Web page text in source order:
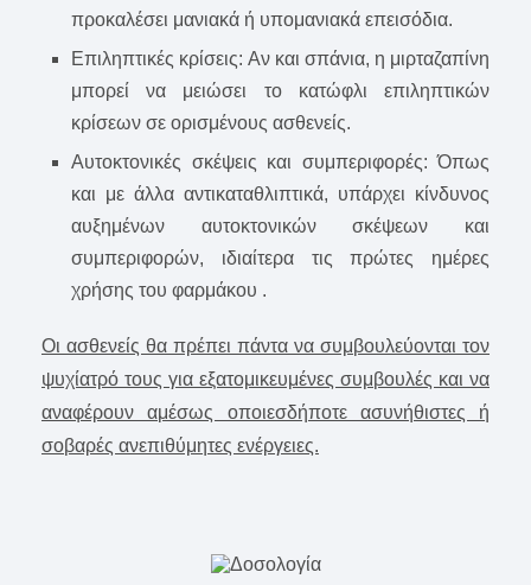
προκαλέσει μανιακά ή υπομανιακά επεισόδια.
Επιληπτικές κρίσεις: Αν και σπάνια, η μιρταζαπίνη
μπορεί να μειώσει το κατώφλι επιληπτικών
κρίσεων σε ορισμένους ασθενείς.
Αυτοκτονικές σκέψεις και συμπεριφορές: Όπως
και με άλλα αντικαταθλιπτικά, υπάρχει κίνδυνος
αυξημένων αυτοκτονικών σκέψεων και
συμπεριφορών, ιδιαίτερα τις πρώτες ημέρες
χρήσης του φαρμάκου .
Οι ασθενείς θα πρέπει πάντα να συμβουλεύονται τον
ψυχίατρό τους για εξατομικευμένες συμβουλές και να
αναφέρουν αμέσως οποιεσδήποτε ασυνήθιστες ή
σοβαρές ανεπιθύμητες ενέργειες.